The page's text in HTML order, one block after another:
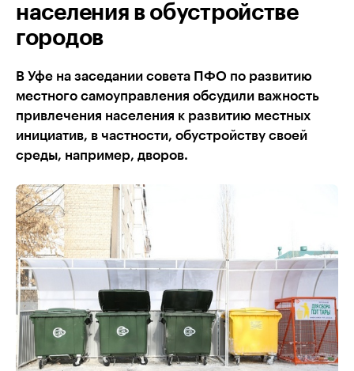
населения в обустройстве
городов
В Уфе на заседании совета ПФО по развитию
местного самоуправления обсудили важность
привлечения населения к развитию местных
инициатив, в частности, обустройству своей
среды, например, дворов.